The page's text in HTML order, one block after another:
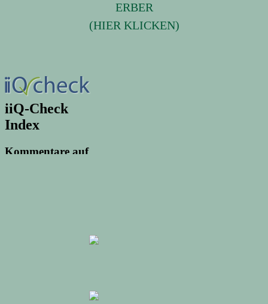
ERBER
(HIER KLICKEN)